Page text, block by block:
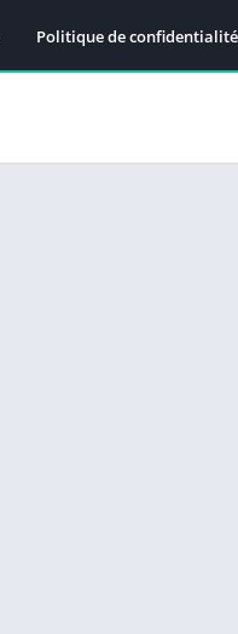
Politique de confidentialité